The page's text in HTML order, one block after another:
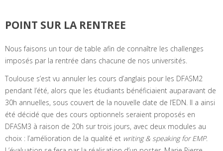
POINT SUR LA RENTREE
Nous faisons un tour de table afin de connaître les challenges
imposés par la rentrée dans chacune de nos universités.
Toulouse s’est vu annuler les cours d’anglais pour les DFASM2
pendant l’été, alors que les étudiants bénéficiaient auparavant de
30h annuelles, sous couvert de la nouvelle date de l’EDN. Il a ainsi
été décidé que des cours optionnels seraient proposés en
DFASM3 à raison de 20h sur trois jours, avec deux modules au
choix : l’amélioration de la qualité et writing & speaking for EMP.